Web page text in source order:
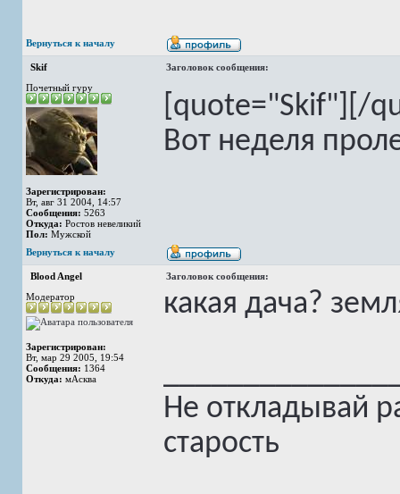
Вернуться к началу
Skif
Заголовок сообщения:
Почетный гуру
Зарегистрирован:
Вт, авг 31 2004, 14:57
Сообщения: 5263
Откуда: Ростов невеликий
Пол: Мужской
[quote="Skif"][/
Вот неделя
Вернуться к началу
Blood Angel
Заголовок сообщения:
Модератор
Зарегистрирован:
Вт, мар 29 2005, 19:54
Сообщения: 1364
Откуда: мАсква
какая дача?
Не откладывай
старость